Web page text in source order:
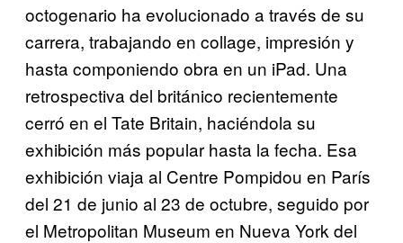
octogenario ha evolucionado a través de su
carrera, trabajando en collage, impresión y
hasta componiendo obra en un iPad. Una
retrospectiva del británico recientemente
cerró en el Tate Britain, haciéndola su
exhibición más popular hasta la fecha. Esa
exhibición viaja al Centre Pompidou en París
del 21 de junio al 23 de octubre, seguido por
el Metropolitan Museum en Nueva York del